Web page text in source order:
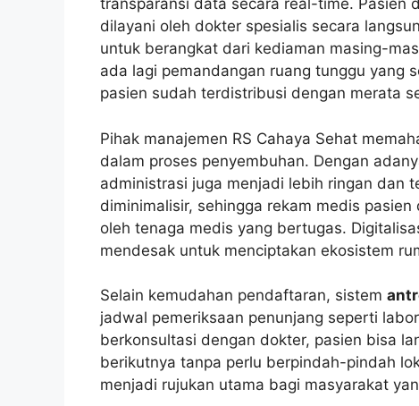
transparansi data secara real-time. Pasien
dilayani oleh dokter spesialis secara
untuk berangkat dari kediaman masing-
ada lagi pemandangan ruang tunggu yang
pasien sudah terdistribusi dengan merata
Pihak manajemen RS Cahaya Sehat
dalam proses penyembuhan. Dengan
administrasi juga menjadi lebih ringan dan
diminimalisir, sehingga rekam medis
oleh tenaga medis yang bertugas.
mendesak untuk menciptakan ekosistem
Selain kemudahan pendaftaran, sistem
jadwal pemeriksaan penunjang seperti
berkonsultasi dengan dokter, pasien bisa
berikutnya tanpa perlu berpindah-pindah
menjadi rujukan utama bagi masyarakat